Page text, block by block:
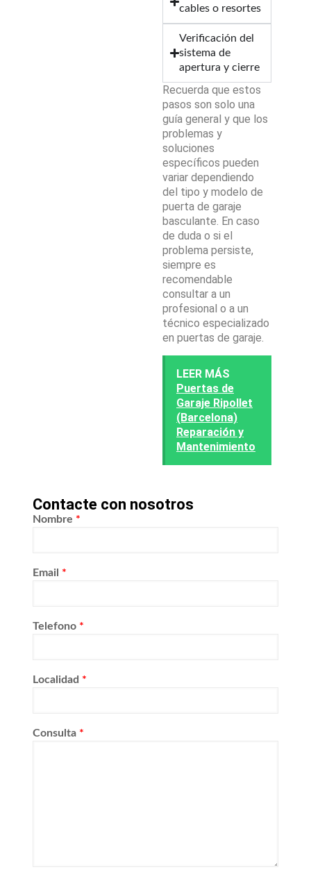
cables o resortes
Verificación del
sistema de
apertura y cierre
Recuerda que estos
pasos son solo una
guía general y que los
problemas y
soluciones
específicos pueden
variar dependiendo
del tipo y modelo de
puerta de garaje
basculante. En caso
de duda o si el
problema persiste,
siempre es
recomendable
consultar a un
profesional o a un
técnico especializado
en puertas de garaje.
LEER MÁS
Puertas de
Garaje Ripollet
(Barcelona)
Reparación y
Mantenimiento
Contacte con nosotros
Nombre *
Email *
Telefono *
Localidad *
Consulta *